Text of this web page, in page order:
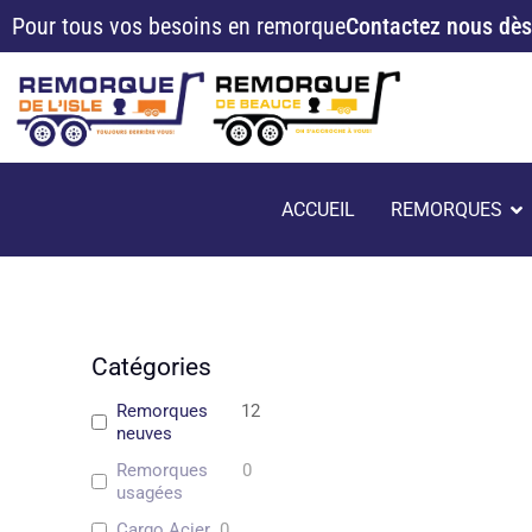
Aller
au
Pour tous vos besoins en remorqueContactez nous
ACCUEIL REMORQUES
Catégories
Remorques
neuves
12
Remorques
usagées
0